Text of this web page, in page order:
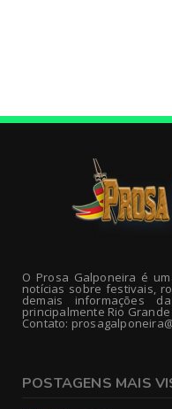
O Prosa Galponeira é
notícias sobre festivais,
demais informações
principalmente Rio
Contato:
POSTAGENS MAIS